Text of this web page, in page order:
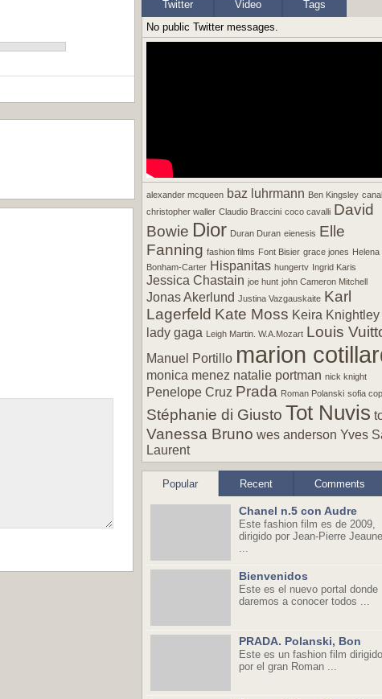
Twitter Video
Tags
No public Twitter messages.
alexander mcqueen baz luhrmann Ben Kingsley
christopher waller Claudio Braccini coco cavalli David
Bowie Dior Duran Duran eienesis Elle
Fanning fashion films Font Bisier grace jones Helena
Bonham-Carter Hispanitas hungertv Ingrid Karis
Jessica Chastain joe hunt john Cameron Mitchell
Jonas Akerlund Justina Vazgauskaite Karl
Lagerfeld Kate Moss Keira Knightley
lady gaga Leigh Martin. W.A.Mozart Louis
Manuel Portillo marion
monica menez natalie portman nick knight
Penelope Cruz Prada Roman Polanski sofia
Stéphanie di Giusto Tot Nuvis
Vanessa Bruno wes anderson Yves
Laurent
Popular Recent Comments
Chanel n.5 con Audre
Este fashion film es de 2009,
dirigido por Jean-Pierre
...
Bienvenidos
Este es el nuevo portal donde
daremos a conocer todos ...
PRADA. Polanski, Bon
Este es un fashion film dirigido
por el gran Roman ...